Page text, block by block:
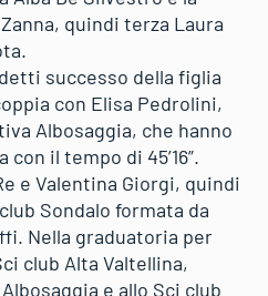
quindi terza Laura
successo della figlia
con Elisa Pedrolini,
Albosaggia, che hanno
il tempo di 45’16”.
e Valentina Giorgi, quindi
Sondalo formata da
Nella graduatoria per
club Alta Valtellina,
e allo Sci club